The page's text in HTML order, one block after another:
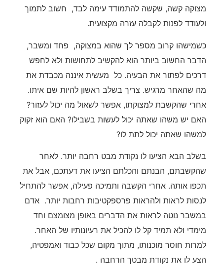
מצוקה קשה, שקשה להתמודד עימה לבד, חשוב לתמוך
ולעודד לפנות לקבלה עזרה מקצועית.
כשמישהו קרוב מספר לך שהוא במצוקה, פחד ומשבר,
הדבר החשוב ביותר הוא להקשיב לתחושות ולא לחפש
דרכים לפתור את הבעיה. כל מעשית איננה מכבדת את
מה שהאחר מרגיש. צריך בשלב ראשון להיות שם איתו.
אחרי שהקשבת למצוקתו, אפשר לשאול מה יכול לעזור?
האם יש משהו שאתה יכול לעשות בשבילו? האם הוא זקוק
למשהו שאתה יכול לתת לו?
בשלב הבא הציעו לו נקודת מבט רחבה יותר. לאחר
שהקשבתם, הבנתם והכלתם הציעו את דעתכם, אבל את
תכפו אותה. אחרי הקשבה ותמיכה פעילה, אפשר להתחיל
לנסות לראות ולהראות פרספקטיבות רחבות יותר. אדם
במשבר נוטה לראות את הדברים באופן מצומצם וחד
מימדי ולא תמיד קל לו להכיל את רעיונותיו של האחר.
למרות חוסר מוכנותו, מתוך מקום שכל כבוד ואמפטיה,
הצע לו את נקודת מבטך הרחבה .